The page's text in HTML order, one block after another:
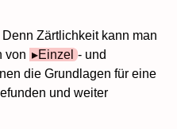
Zärtlichkeit kann man
von
Einzel - und
die Grundlagen für eine
und weiter